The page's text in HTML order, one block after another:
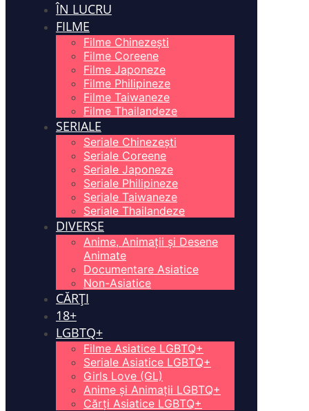
ÎN LUCRU
FILME
Filme Chinezești
Filme Coreene
Filme Japoneze
Filme Philipineze
Filme Taiwaneze
Filme Thailandeze
SERIALE
Seriale Chinezești
Seriale Coreene
Seriale Japoneze
Seriale Philipineze
Seriale Taiwaneze
Seriale Thailandeze
DIVERSE
Anime, Animații și Desene
Animate
Documentare Asiatice
Non-Asiatice
CĂRȚI
18+
LGBTQ+
Filme Asiatice LGBTQ+
Seriale Asiatice LGBTQ+
Girls Love (GL)
Anime și Animații LGBTQ+
Cărți Asiatice LGBTQ+